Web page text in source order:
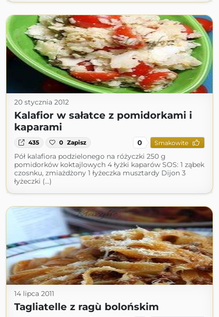
20 stycznia 2012
Kalafior w sałatce z pomidorkami i
kaparami
435 0 Zapisz 0 Smakowite
Pół kalafiora podzielonego na różyczki 250 g
pomidorków koktajlowych 4 łyżki kaparów SOS: 1 ząbek
czosnku, zmiażdżony 1 łyżeczka musztardy Dijon 3
łyżeczki (...)
14 lipca 2011
Tagliatelle z ragù bolońskim